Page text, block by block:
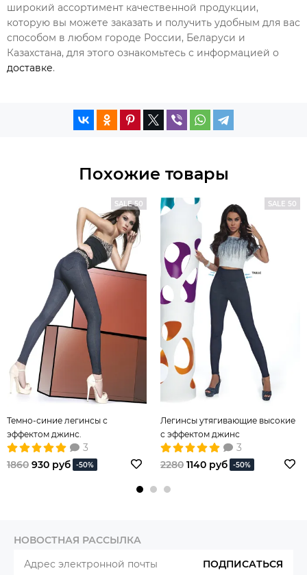
широкий ассортимент качественной продукции,
которую вы можете заказать и получить удобным для вас
способом в любом городе России, Беларуси и
Казахстана, для этого ознакомьтесь с информацией о
доставке.
Похожие товары
SALE 50
Темно-синие легинсы с
эффектом джинс.
3
1860 930 руб -50%
SALE 50
Легинсы утягивающие высокие
с эффектом джинс
3
2280 1140 руб -50%
НОВОСТНАЯ РАССЫЛКА
ПОДПИСАТЬСЯ